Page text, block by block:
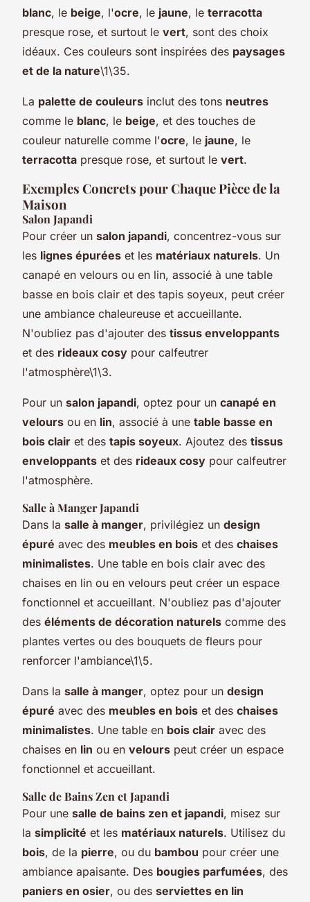
blanc, le beige, l'ocre, le jaune, le terracotta
presque rose, et surtout le vert, sont des choix
idéaux. Ces couleurs sont inspirées des paysages
et de la nature\1\35.
La palette de couleurs inclut des tons neutres
comme le blanc, le beige, et des touches de
couleur naturelle comme l'ocre, le jaune, le
terracotta presque rose, et surtout le vert.
Exemples Concrets pour Chaque Pièce de la
Maison
Salon Japandi
Pour créer un salon japandi, concentrez-vous sur
les lignes épurées et les matériaux naturels. Un
canapé en velours ou en lin, associé à une table
basse en bois clair et des tapis soyeux, peut créer
une ambiance chaleureuse et accueillante.
N'oubliez pas d'ajouter des tissus enveloppants
et des rideaux cosy pour calfeutrer
l'atmosphère\1\3.
Pour un salon japandi, optez pour un canapé en
velours ou en lin, associé à une table basse en
bois clair et des tapis soyeux. Ajoutez des tissus
enveloppants et des rideaux cosy pour calfeutrer
l'atmosphère.
Salle à Manger Japandi
Dans la salle à manger, privilégiez un design
épuré avec des meubles en bois et des chaises
minimalistes. Une table en bois clair avec des
chaises en lin ou en velours peut créer un espace
fonctionnel et accueillant. N'oubliez pas d'ajouter
des éléments de décoration naturels comme des
plantes vertes ou des bouquets de fleurs pour
renforcer l'ambiance\1\5.
Dans la salle à manger, optez pour un design
épuré avec des meubles en bois et des chaises
minimalistes. Une table en bois clair avec des
chaises en lin ou en velours peut créer un espace
fonctionnel et accueillant.
Salle de Bains Zen et Japandi
Pour une salle de bains zen et japandi, misez sur
la simplicité et les matériaux naturels. Utilisez du
bois, de la pierre, ou du bambou pour créer une
ambiance apaisante. Des bougies parfumées, des
paniers en osier, ou des serviettes en lin